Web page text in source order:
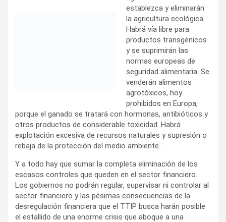
establezca y eliminarán
la agricultura ecológica.
Habrá vía libre para
productos transgénicos
y se suprimirán las
normas europeas de
seguridad alimentaria. Se
venderán alimentos
agrotóxicos, hoy
prohibidos en Europa,
porque el ganado se tratará con hormonas, antibióticos y
otros productos de considerable toxicidad. Habrá
explotación excesiva de recursos naturales y supresión o
rebaja de la protección del medio ambiente…
Y a todo hay que sumar la completa eliminación de los
escasos controles que queden en el sector financiero.
Los gobiernos no podrán regular, supervisar ni controlar al
sector financiero y las pésimas consecuencias de la
desregulación financiera que el TTIP busca harán posible
el estallido de una enorme crisis que aboque a una